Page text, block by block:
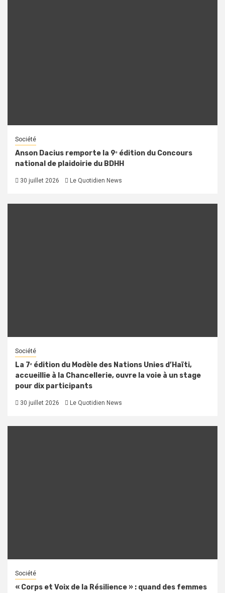
Société
Anson Dacius remporte la 9ᵉ édition du Concours
national de plaidoirie du BDHH
30 juillet 2026 Le Quotidien News
Société
La 7ᵉ édition du Modèle des Nations Unies d’Haïti,
accueillie à la Chancellerie, ouvre la voie à un stage
pour dix participants
30 juillet 2026 Le Quotidien News
Société
« Corps et Voix de la Résilience » : quand des femmes